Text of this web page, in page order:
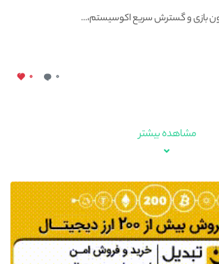
۰ ۰
مشاهده بیشتر